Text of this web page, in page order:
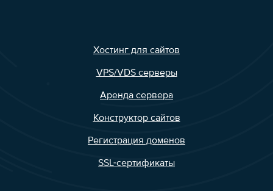
Хостинг для сайтов
VPS/VDS серверы
Аренда сервера
Конструктор сайтов
Регистрация доменов
SSL-сертификаты